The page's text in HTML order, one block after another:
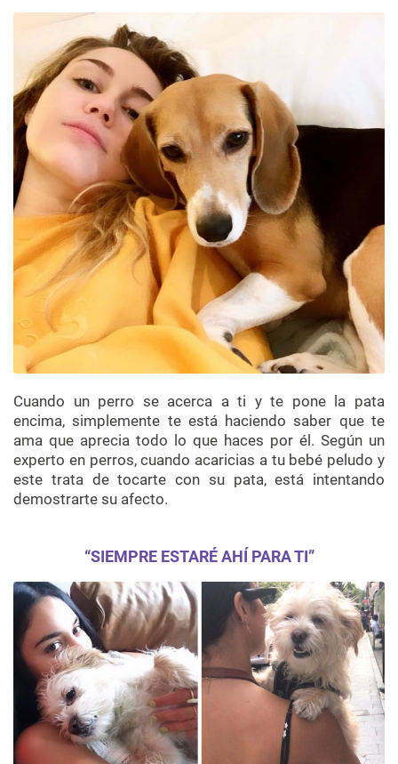
Cuando un perro se acerca a ti y te pone la pata
encima, simplemente te está haciendo saber que te
ama que aprecia todo lo que haces por él. Según un
experto en perros, cuando acaricias a tu bebé peludo y
este trata de tocarte con su pata, está intentando
demostrarte su afecto.
“SIEMPRE ESTARÉ AHÍ PARA TI”